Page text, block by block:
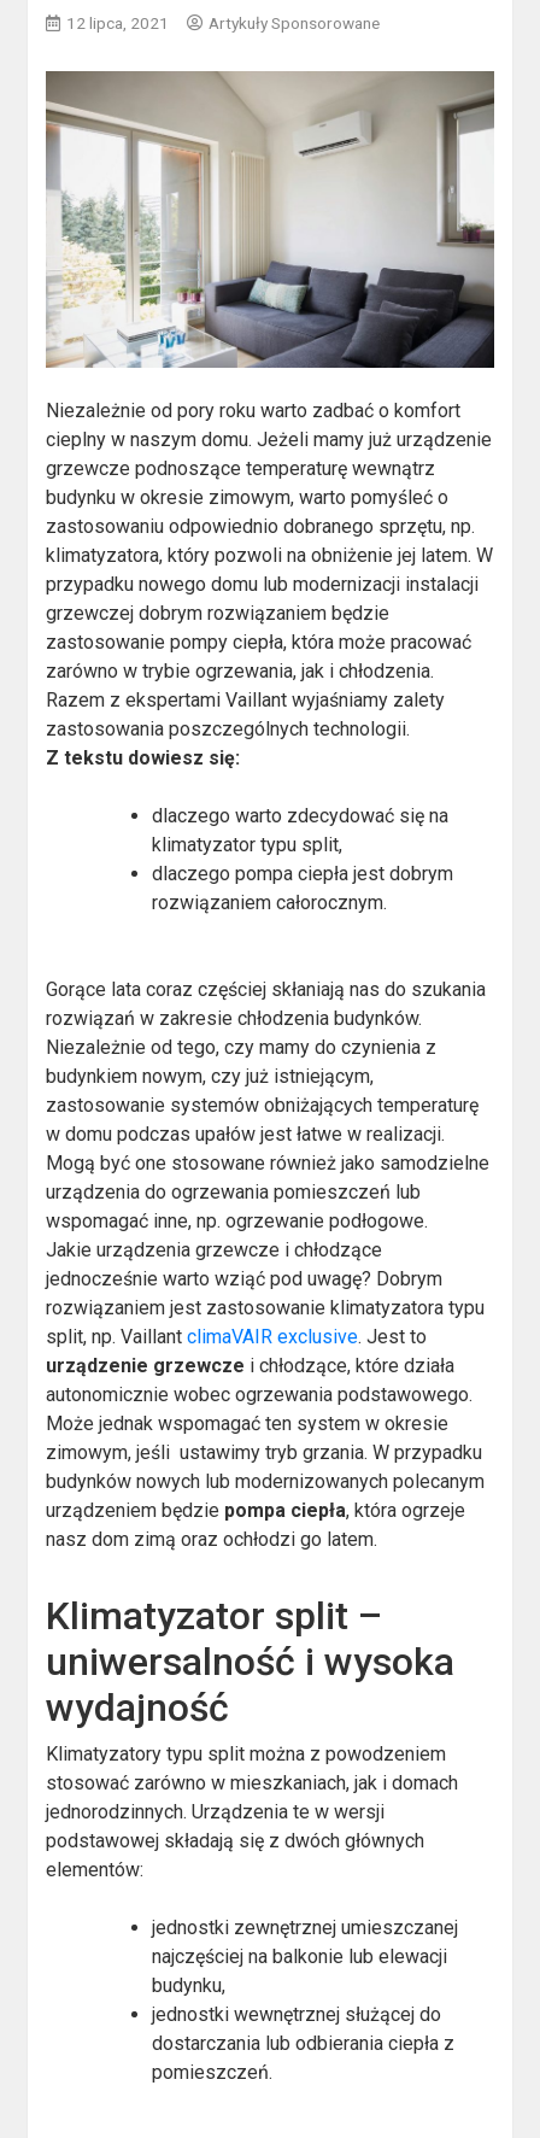
12 lipca, 2021 Artykuły Sponsorowane
Niezależnie od pory roku warto zadbać o komfort
cieplny w naszym domu. Jeżeli mamy już urządzenie
grzewcze podnoszące temperaturę wewnątrz
budynku w okresie zimowym, warto pomyśleć o
zastosowaniu odpowiednio dobranego sprzętu, np.
klimatyzatora, który pozwoli na obniżenie jej latem. W
przypadku nowego domu lub modernizacji instalacji
grzewczej dobrym rozwiązaniem będzie
zastosowanie pompy ciepła, która może pracować
zarówno w trybie ogrzewania, jak i chłodzenia.
Razem z ekspertami Vaillant wyjaśniamy zalety
zastosowania poszczególnych technologii.
Z tekstu dowiesz się:
dlaczego warto zdecydować się na
klimatyzator typu split,
dlaczego pompa ciepła jest dobrym
rozwiązaniem całorocznym.
Gorące lata coraz częściej skłaniają nas do szukania
rozwiązań w zakresie chłodzenia budynków.
Niezależnie od tego, czy mamy do czynienia z
budynkiem nowym, czy już istniejącym,
zastosowanie systemów obniżających temperaturę
w domu podczas upałów jest łatwe w realizacji.
Mogą być one stosowane również jako samodzielne
urządzenia do ogrzewania pomieszczeń lub
wspomagać inne, np. ogrzewanie podłogowe.
Jakie urządzenia grzewcze i chłodzące
jednocześnie warto wziąć pod uwagę? Dobrym
rozwiązaniem jest zastosowanie klimatyzatora typu
split, np. VaillantclimaVAIR exclusive. Jest to
urządzenie grzewcze i chłodzące, które działa
autonomicznie wobec ogrzewania podstawowego.
Może jednak wspomagać ten system w okresie
zimowym, jeśli ustawimy tryb grzania. W przypadku
budynków nowych lub modernizowanych polecanym
urządzeniem będzie pompa ciepła, która ogrzeje
nasz dom zimą oraz ochłodzi go latem.
Klimatyzator split –
uniwersalność i wysoka
wydajność
Klimatyzatory typu split można z powodzeniem
stosować zarówno w mieszkaniach, jak i domach
jednorodzinnych. Urządzenia te w wersji
podstawowej składają się z dwóch głównych
elementów:
jednostki zewnętrznej umieszczanej
najczęściej na balkonie lub elewacji
budynku,
jednostki wewnętrznej służącej do
dostarczania lub odbierania ciepła z
pomieszczeń.